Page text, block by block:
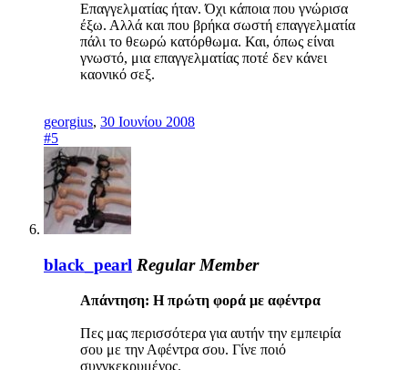
Επαγγελματίας ήταν. Όχι κάποια που γνώρισα
έξω. Αλλά και που βρήκα σωστή επαγγελματία
πάλι το θεωρώ κατόρθωμα. Και, όπως είναι
γνωστό, μια επαγγελματίας ποτέ δεν κάνει
καονικό σεξ.
georgius, 30 Ιουνίου 2008
#5
black_pearl Regular Member
Απάντηση: Η πρώτη φορά με αφέντρα
Πες μας περισσότερα για αυτήν την εμπειρία
σου με την Αφέντρα σου. Γίνε ποιό
συνγκεκρυμένος.